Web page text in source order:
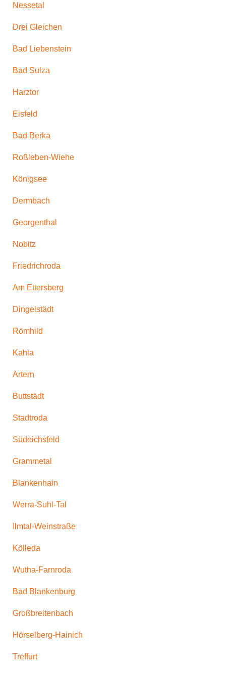
Nessetal
Drei Gleichen
Bad Liebenstein
Bad Sulza
Harztor
Eisfeld
Bad Berka
Roßleben-Wiehe
Königsee
Dermbach
Georgenthal
Nobitz
Friedrichroda
Am Ettersberg
Dingelstädt
Römhild
Kahla
Artern
Buttstädt
Stadtroda
Südeichsfeld
Grammetal
Blankenhain
Werra-Suhl-Tal
Ilmtal-Weinstraße
Kölleda
Wutha-Farnroda
Bad Blankenburg
Großbreitenbach
Hörselberg-Hainich
Treffurt